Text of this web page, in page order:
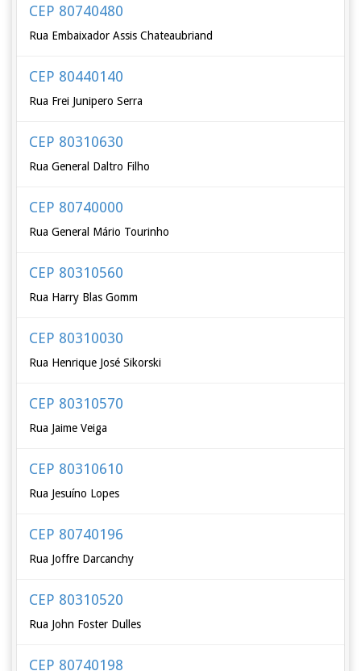
CEP 80740480
Rua Embaixador Assis Chateaubriand
CEP 80440140
Rua Frei Junipero Serra
CEP 80310630
Rua General Daltro Filho
CEP 80740000
Rua General Mário Tourinho
CEP 80310560
Rua Harry Blas Gomm
CEP 80310030
Rua Henrique José Sikorski
CEP 80310570
Rua Jaime Veiga
CEP 80310610
Rua Jesuíno Lopes
CEP 80740196
Rua Joffre Darcanchy
CEP 80310520
Rua John Foster Dulles
CEP 80740198